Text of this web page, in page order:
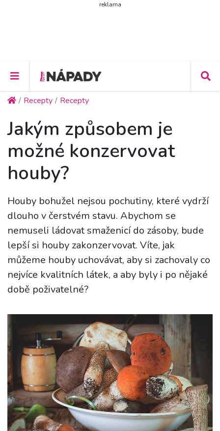
reklama
Recepty Recepty
Jakým způsobem je
možné konzervovat
houby?
Houby bohužel nejsou pochutiny, které vydrží
dlouho v čerstvém stavu. Abychom se
nemuseli ládovat smaženicí do zásoby, bude
lepší si houby zakonzervovat. Víte, jak
můžeme houby uchovávat, aby si zachovaly co
nejvíce kvalitních látek, a aby byly i po nějaké
době poživatelné?